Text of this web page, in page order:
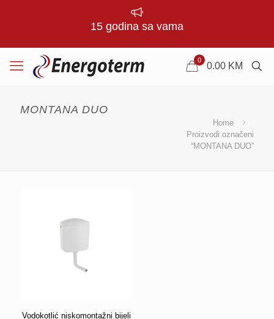
15 godina sa vama
0
0.00 KM
MONTANA DUO
Home
Proizvodi označeni
“MONTANA DUO”
Vodokotlić niskomontažni bijeli